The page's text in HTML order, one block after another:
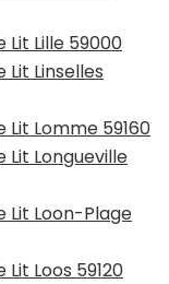
Lille 59000
Linselles
Lomme 59160
Longueville
Lit Loon-Plage
Loos 59120